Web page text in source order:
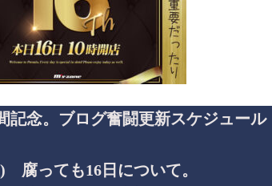
記念。ブログ奮闘更新スケジュール
腐っても16日について。